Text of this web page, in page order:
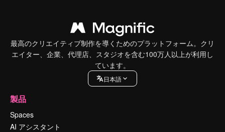
最高のクリエイティブ制作を導くためのプラットフォーム。クリ
エイター、企業、代理店、スタジオを含む100万人以上が利用し
ています。
日本語
製品
Spaces
AI アシスタント